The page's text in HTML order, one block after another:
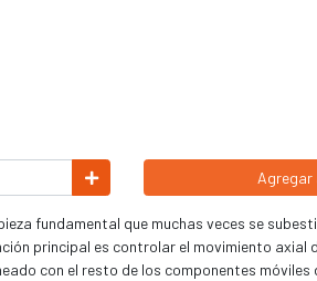
Agregar
fundamental que muchas veces se
principal es controlar el movimiento axial
con el resto de los componentes móviles